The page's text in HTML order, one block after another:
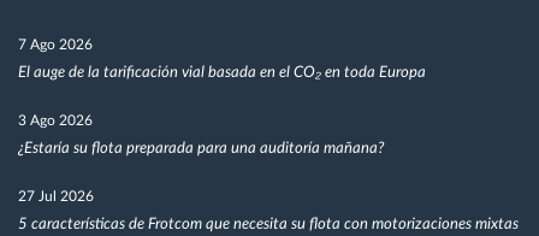
7 Ago 2026
El auge de la tarificación vial basada en el CO₂ en toda Europa
3 Ago 2026
¿Estaría su flota preparada para una auditoría mañana?
27 Jul 2026
5 características de Frotcom que necesita su flota con motorizaciones mixtas